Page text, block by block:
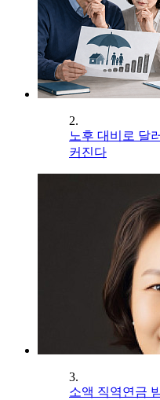
2.
노후 대비로 달
커진다
3.
소액 직역연금